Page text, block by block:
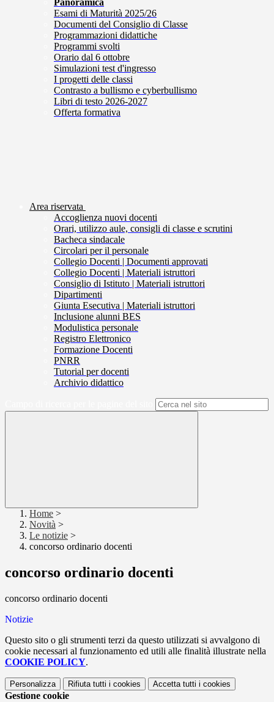
Panoramica
Esami di Maturità 2025/26
Documenti del Consiglio di Classe
Programmazioni didattiche
Programmi svolti
Orario dal 6 ottobre
Simulazioni test d'ingresso
I progetti delle classi
Contrasto a bullismo e cyberbullismo
Libri di testo 2026-2027
Offerta formativa
Area riservata
Accoglienza nuovi docenti
Orari, utilizzo aule, consigli di classe e scrutini
Bacheca sindacale
Circolari per il personale
Collegio Docenti | Documenti approvati
Collegio Docenti | Materiali istruttori
Consiglio di Istituto | Materiali istruttori
Dipartimenti
Giunta Esecutiva | Materiali istruttori
Inclusione alunni BES
Modulistica personale
Registro Elettronico
Formazione Docenti
PNRR
Tutorial per docenti
Archivio didattico
Home >
Novità >
Le notizie >
concorso ordinario docenti
concorso ordinario docenti
concorso ordinario docenti
Notizie
Questo sito o gli strumenti terzi da questo utilizzati si avvalgono di
cookie necessari al funzionamento ed utili alle finalità illustrate nella
COOKIE POLICY.
Personalizza Rifiuta tutti i cookies Accetta tutti i cookies
Gestione cookie